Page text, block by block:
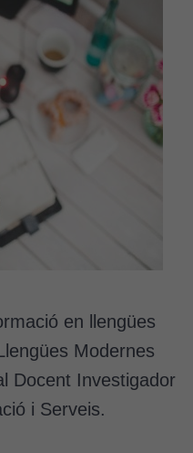
en llengües
Modernes
Docent Investigador
i Serveis.